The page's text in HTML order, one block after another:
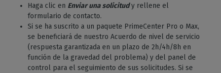
Haga clic en Enviar una solicitudy rellene el
formulario de contacto.
Si se ha suscrito a un paquete PrimeCenter Pro o Max,
se beneficiará de nuestro Acuerdo de nivel de servicio
(respuesta garantizada en un plazo de 2h/4h/8h en
función de la gravedad del problema) y del panel de
control para el seguimiento de sus solicitudes. Si se